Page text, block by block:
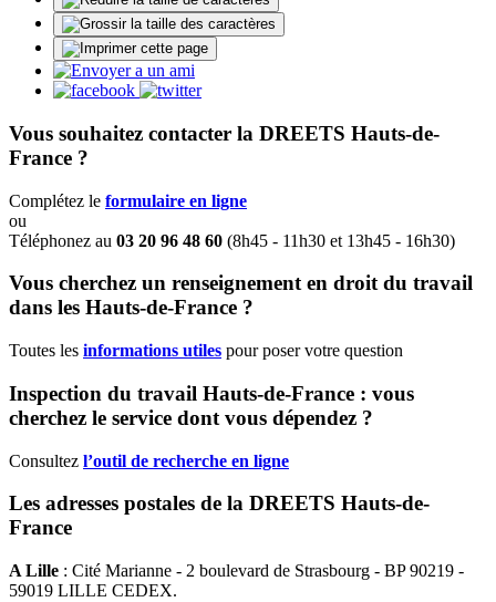
Vous souhaitez contacter la DREETS Hauts-de-
France ?
Complétez le formulaire en ligne
ou
Téléphonez au 03 20 96 48 60 (8h45 - 11h30 et 13h45 - 16h30)
Vous cherchez un renseignement en droit du travail
dans les Hauts-de-France ?
Toutes les informations utiles pour poser votre question
Inspection du travail Hauts-de-France : vous
cherchez le service dont vous dépendez ?
Consultez l’outil de recherche en ligne
Les adresses postales de la DREETS Hauts-de-
France
A Lille : Cité Marianne - 2 boulevard de Strasbourg - BP 90219 -
59019 LILLE CEDEX.